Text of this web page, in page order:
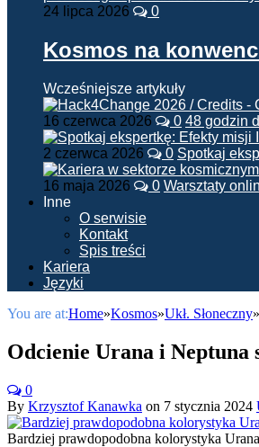
24 lipca 2026 0
Kosmos na
Wcześniejsze artykuły
16 czerwca 2026 0 48 godzin
2 czerwca 2026 0 Spotkaj
16 maja 2026 0 Warsztaty
Inne
O serwisie
Kontakt
Spis treści
Kariera
Języki
You are at:Home»Kosmos»Ukł. Słoneczny»
Odcienie Urana i Neptuna
0
By Krzysztof Kanawka on 7 stycznia 2024
Bardziej prawdopodobna kolorystyka